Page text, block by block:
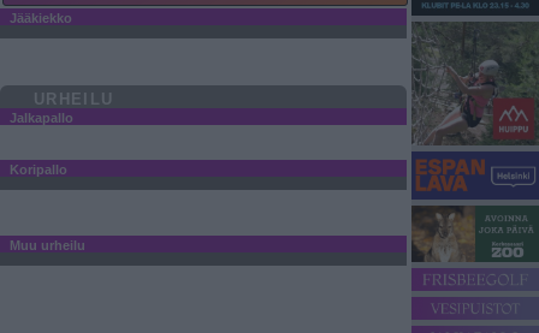
Jääkiekko
URHEILU
Jalkapallo
Koripallo
Muu urheilu